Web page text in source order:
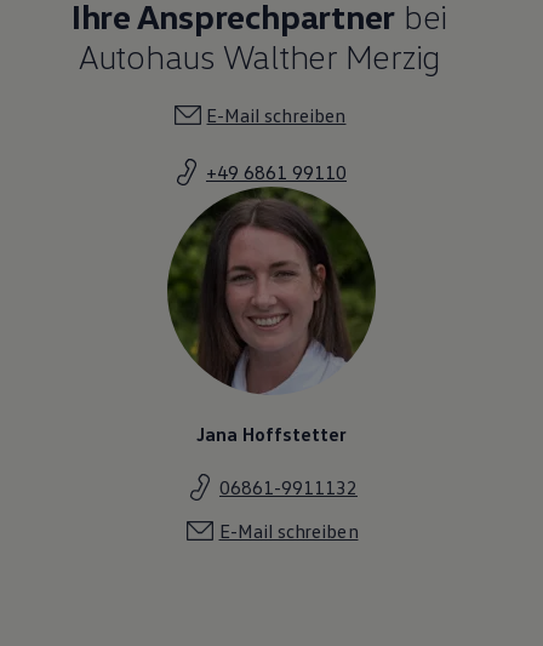
Ihre Ansprechpartner bei
Autohaus Walther Merzig
E-Mail schreiben
+49 6861 99110
Jana Hoffstetter
06861-9911132
E-Mail schreiben